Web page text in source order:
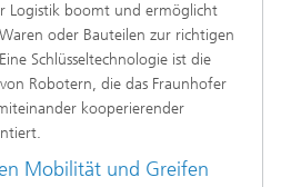
Logistik boomt und ermöglicht
oder Bauteilen zur richtigen
Schlüsseltechnologie ist die
Robotern, die das Fraunhofer
kooperierender
Mobilität und Greifen